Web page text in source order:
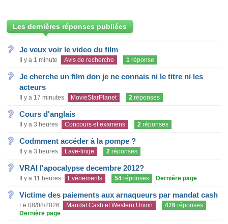
Les dernières réponses publiées
Je veux voir le video du film
Il y a 1 minute Avis de recherche 1 réponse
Je cherche un film don je ne connais ni le titre ni les
acteurs
Il y a 17 minutes MovieStarPlanet 2 réponses
Cours d'anglais
Il y a 3 heures Concours et examens 2 réponses
Codmment accéder à la pompe ?
Il y a 3 heures Lave-linge 2 réponses
VRAI l'apocalypse decembre 2012?
Il y a 11 heures Evènements 54 réponses Dernière page
Victime des paiements aux arnaqueurs par mandat cash
Le 08/08/2026 Mandat Cash et Western Union 476 réponses
Dernière page